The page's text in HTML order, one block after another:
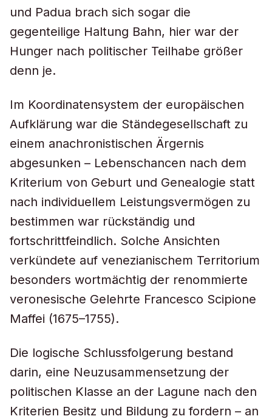
und Padua brach sich sogar die
gegenteilige Haltung Bahn, hier war der
Hunger nach politischer Teilhabe größer
denn je.
Im Koordinatensystem der europäischen
Aufklärung war die Ständegesellschaft zu
einem anachronistischen Ärgernis
abgesunken – Lebenschancen nach dem
Kriterium von Geburt und Genealogie statt
nach individuellem Leistungsvermögen zu
bestimmen war rückständig und
fortschrittfeindlich. Solche Ansichten
verkündete auf venezianischem Territorium
besonders wortmächtig der renommierte
veronesische Gelehrte Francesco Scipione
Maffei (1675–1755).
Die logische Schlussfolgerung bestand
darin, eine Neuzusammensetzung der
politischen Klasse an der Lagune nach den
Kriterien Besitz und Bildung zu fordern – an